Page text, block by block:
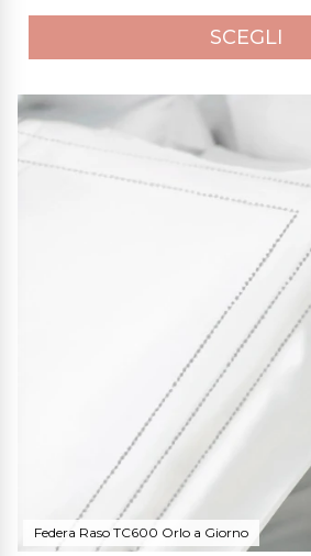
SCEGLI
Federa Raso TC600 Orlo a Giorno